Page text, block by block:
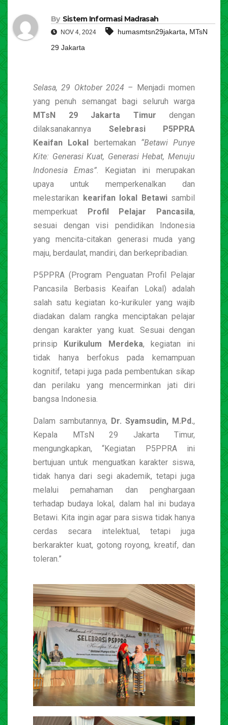
By Sistem Informasi Madrasah
NOV 4, 2024 humasmtsn29jakarta, MTsN
29 Jakarta
Selasa, 29 Oktober 2024 –
Menjadi momen
yang penuh semangat bagi seluruh warga
MTsN 29 Jakarta Timur dengan
dilaksanakannya Selebrasi P5PPRA
Keaifan Lokal
bertemakan “Betawi Punye
Kite: Generasi Kuat, Generasi Hebat, Menuju
Indonesia Emas”. Kegiatan ini merupakan
upaya untuk memperkenalkan dan
melestarikan
kearifan lokal Betawisambil
memperkuat
Profil Pelajar Pancasila,
sesuai dengan visi pendidikan Indonesia
yang mencita-citakan generasi muda yang
maju, berdaulat, mandiri, dan berkepribadian.
P5PPRA (Program Penguatan Profil Pelajar
Pancasila Berbasis Keaifan Lokal) adalah
salah satu kegiatan ko-kurikuler yang wajib
diadakan dalam rangka menciptakan pelajar
dengan karakter yang kuat. Sesuai dengan
prinsip
Kurikulum Merdeka, kegiatan ini
tidak hanya berfokus pada kemampuan
kognitif, tetapi juga pada pembentukan sikap
dan perilaku yang mencerminkan jati diri
bangsa Indonesia.
Dalam sambutannya, Dr. Syamsudin, M.Pd.,
Kepala MTsN 29 Jakarta Timur,
mengungkapkan, “Kegiatan P5PPRA ini
bertujuan untuk menguatkan karakter siswa,
tidak hanya dari segi akademik, tetapi juga
melalui pemahaman dan penghargaan
terhadap budaya lokal, dalam hal ini budaya
Betawi. Kita ingin agar para siswa tidak hanya
cerdas secara intelektual, tetapi juga
berkarakter kuat, gotong royong, kreatif, dan
toleran.”